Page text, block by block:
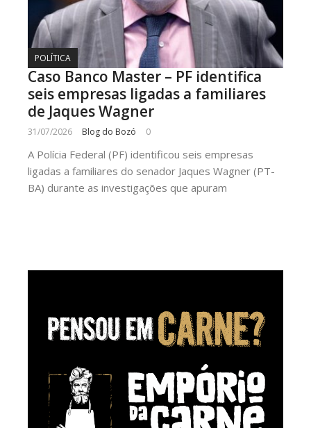
POLÍTICA
Caso Banco Master – PF identifica
seis empresas ligadas a familiares
de Jaques Wagner
31/07/2026 Blog do Bozó 0
A Polícia Federal (PF) identificou seis empresas
ligadas a familiares do senador Jaques Wagner (PT-
BA) durante as investigações que apuram